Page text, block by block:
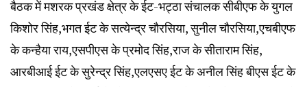
बैठक में मशरक प्रखंड क्षेत्र के ईट-भट्ठा संचालक सीबीएफ के युगल
किशोर सिंह,भगत ईट के सत्येन्द्र चौरसिया, सुनील चौरसिया,एचबीएफ
के कन्हैया राय,एसपीएस के प्रमोद सिंह,राज के सीताराम सिंह,
आरबीआई ईट के सुरेन्द्र सिंह,एलएसए ईट के अनील सिंह बीएस ईट के